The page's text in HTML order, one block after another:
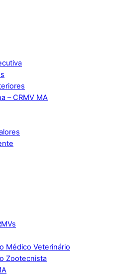
– CRMV MA
Médico Veterinário
Zootecnista